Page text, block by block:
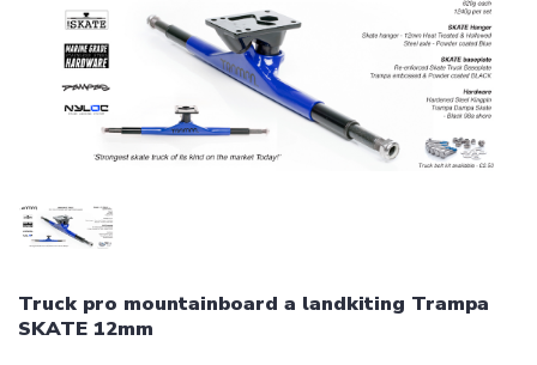
Truck pro mountainboard a landkiting Trampa
SKATE 12mm